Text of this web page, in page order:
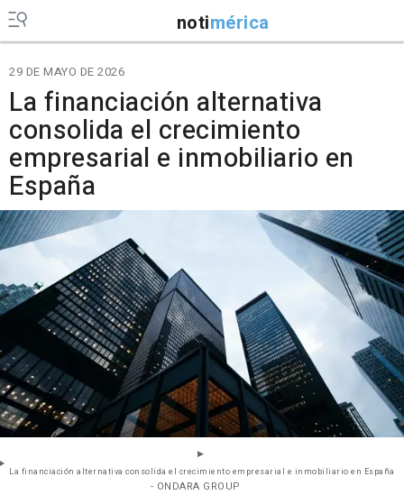
notimérica
29 DE MAYO DE 2026
La financiación alternativa
consolida el crecimiento
empresarial e inmobiliario en
España
La financiación alternativa consolida el crecimiento empresarial e inmobiliario en España
- ONDARA GROUP